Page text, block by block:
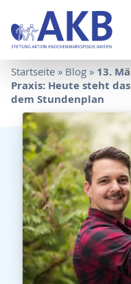
Startseite » Blog » 13.
Praxis: Heute steht
dem Stundenplan